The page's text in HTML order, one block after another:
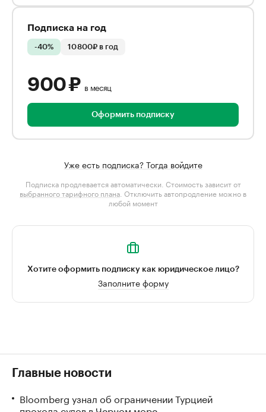
Подписка на год
-40% 10 800₽ в год
900 ₽ в месяц
Оформить подписку
Уже есть подписка? Тогда войдите
Подписка продлевается автоматически. Стоимость зависит от
выбранного тарифного плана . Отключить автопродление можно в
любой момент
Хотите оформить подписку как юридическое лицо?
Заполните форму
Главные новости
Bloomberg узнал об ограничении Турцией